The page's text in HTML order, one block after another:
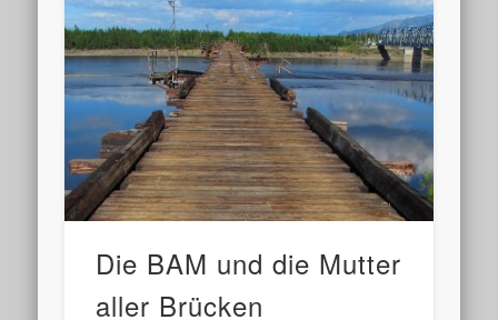
Die BAM und die Mutter
aller Brücken